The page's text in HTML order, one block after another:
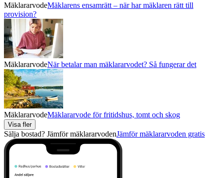
MäklararvodeMäklarens ensamrätt – när har mäklaren rätt till
provision?
MäklararvodeNär betalar man mäklararvodet? Så fungerar det
MäklararvodeMäklararvode för fritidshus, tomt och skog
Visa fler
Sälja bostad? Jämför mäklararvodenJämför mäklararvoden gratis